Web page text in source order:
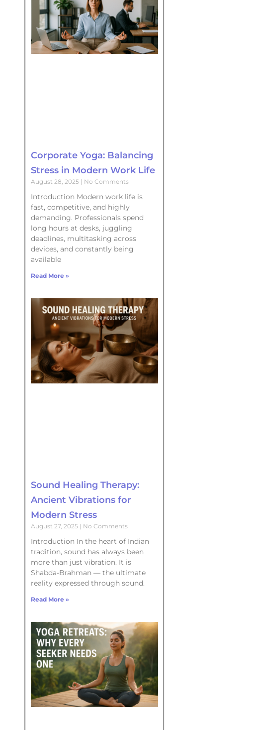
Corporate Yoga: Balancing
Stress in Modern Work Life
August 28, 2025 No Comments
Introduction Modern work life is
fast, competitive, and highly
demanding. Professionals spend
long hours at desks, juggling
deadlines, multitasking across
devices, and constantly being
available
Read More »
Sound Healing Therapy:
Ancient Vibrations for
Modern Stress
August 27, 2025 No Comments
Introduction In the heart of Indian
tradition, sound has always been
more than just vibration. It is
Shabda-Brahman — the ultimate
reality expressed through sound.
Read More »